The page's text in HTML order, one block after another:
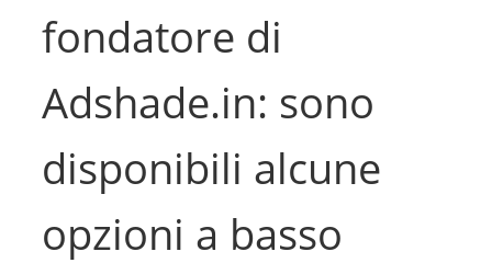
fondatore di
Adshade.in: sono
disponibili alcune
opzioni a basso